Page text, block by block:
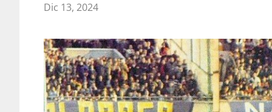
Dic 13, 2024